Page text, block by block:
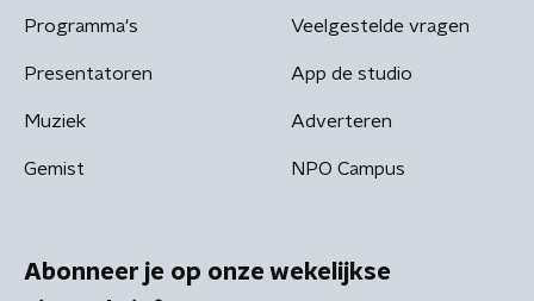
Programma's
Presentatoren
Muziek
Gemist
Veelgestelde vragen
App de studio
Adverteren
NPO Campus
Abonneer je op onze wekelijkse